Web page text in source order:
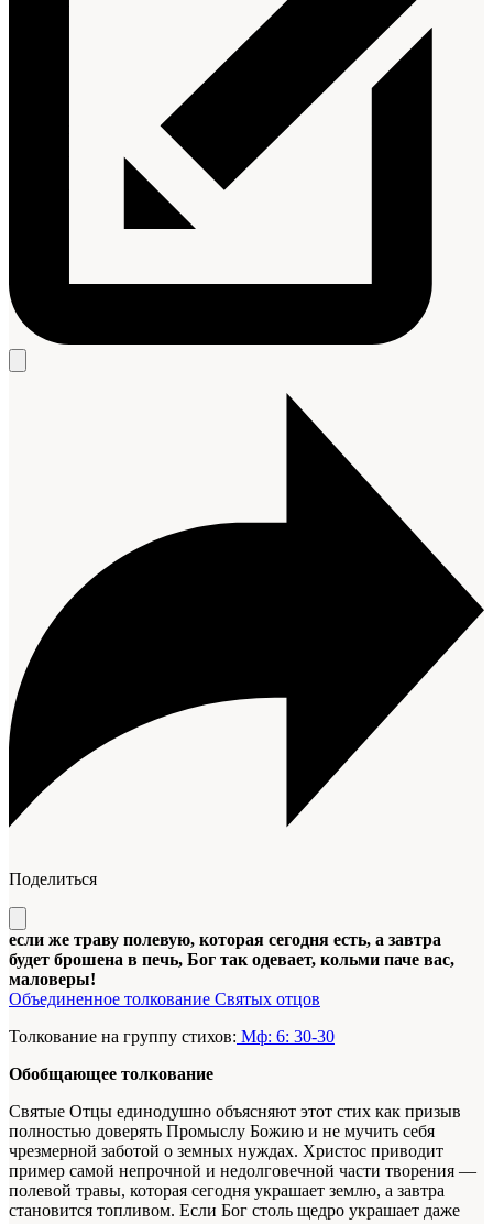
Поделиться
если же траву полевую, которая сегодня есть, а завтра
будет брошена в печь, Бог так одевает, кольми паче вас,
маловеры!
Объединенное толкование Святых отцов
Толкование на группу стихов: Мф: 6: 30-30
Обобщающее толкование
Святые Отцы единодушно объясняют этот стих как призыв
полностью доверять Промыслу Божию и не мучить себя
чрезмерной заботой о земных нуждах. Христос приводит
пример самой непрочной и недолговечной части творения —
полевой травы, которая сегодня украшает землю, а завтра
становится топливом. Если Бог столь щедро украшает даже